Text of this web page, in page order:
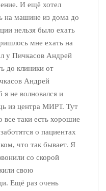
И ещё хотел
на машине из дома до
нельзя было ехать
мне ехать на
у Пичкасов Андрей
до клиники от
Андрей
я не волновался и
из центра МИРТ. Тут
таки есть хорошие
о пациентах
что так бывает. Я
со скорой
свою
Ещё раз очень